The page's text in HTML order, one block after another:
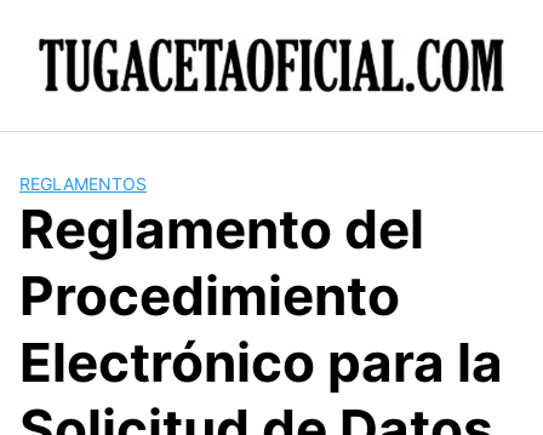
REGLAMENTOS
Reglamento del
Procedimiento
Electrónico para la